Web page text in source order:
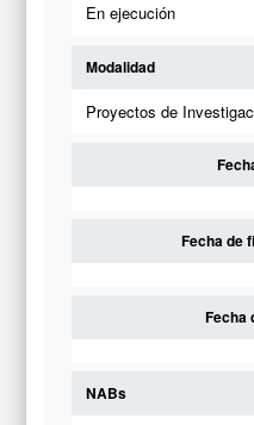
En ejecución
Modalidad
Proyectos de
Fecha de
Fecha
NABs